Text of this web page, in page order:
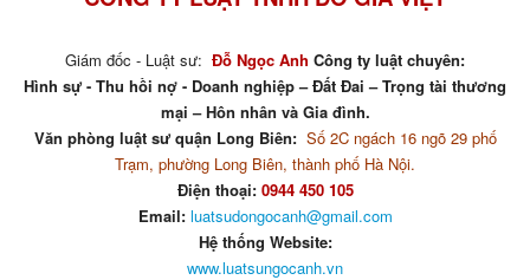
Giám đốc - Luật sư: Đỗ Ngọc Anh Công ty luật chuyên:
Hình sự - Thu hồi nợ - Doanh nghiệp – Đất Đai – Trọng tài thương
mại – Hôn nhân và Gia đình.
Văn phòng luật sư quận Long Biên: Số 2C ngách 16 ngõ 29 phố
Trạm, phường Long Biên, thành phố Hà Nội.
Điện thoại: 0944 450 105
Email: luatsudongocanh@gmail.com
Hệ thống Website:
www.luatsungocanh.vn